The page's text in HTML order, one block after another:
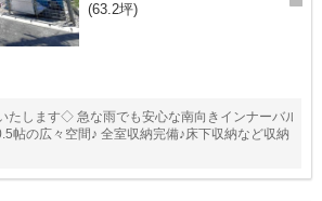
(63.2坪)
します◇ 急な雨でも安心な南向きインナーバル
帖の広々空間♪ 全室収納完備♪床下収納など収納